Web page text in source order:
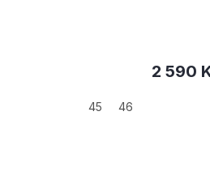
2 590
45 46